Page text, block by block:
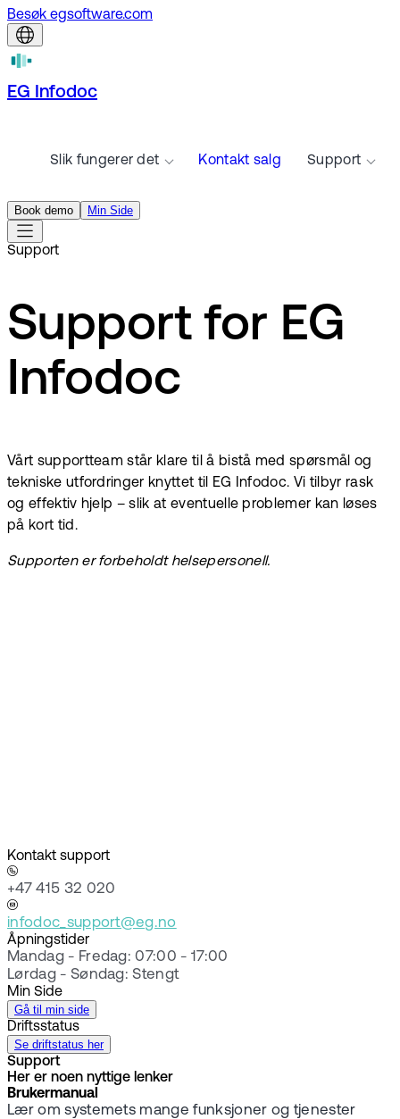
Besøk egsoftware.com
EG Infodoc
Slik fungerer det Kontakt salg Support
Book demo Min Side
Support
Support for EG
Infodoc
Vårt supportteam står klare til å bistå med spørsmål og
tekniske utfordringer knyttet til EG Infodoc. Vi tilbyr rask
og effektiv hjelp – slik at eventuelle problemer kan løses
på kort tid.
Supporten er forbeholdt helsepersonell.
Kontakt support
+47 415 32 020
infodoc_support@eg.no
Åpningstider
Mandag - Fredag: 07:00 - 17:00
Lørdag - Søndag: Stengt
Min Side
Gå til min side
Driftsstatus
Se driftstatus her
Support
Her er noen nyttige lenker
Brukermanual
Lær om systemets mange funksjoner og tjenester